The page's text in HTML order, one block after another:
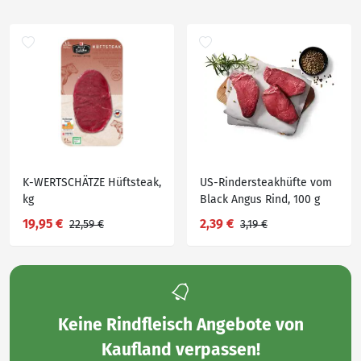
K-WERTSCHÄTZE Hüftsteak,
kg
19,95 € 22,59 €
US-Rindersteakhüfte vom
Black Angus Rind, 100 g
2,39 € 3,19 €
Keine Rindfleisch Angebote von
Kaufland verpassen!